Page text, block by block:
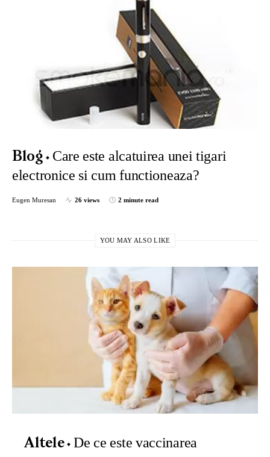
Blog
Care este alcatuirea unei tigari
electronice si cum functioneaza?
Eugen Muresan 26 views 2 minute read
YOU MAY ALSO LIKE
Altele
De ce este vaccinarea